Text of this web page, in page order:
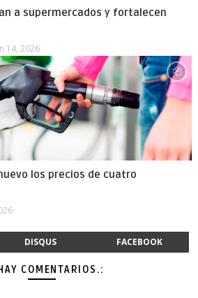
a supermercados y fortalecen
14, 2026
los precios de cuatro
DISQUS FACEBOOK
COMENTARIOS.: